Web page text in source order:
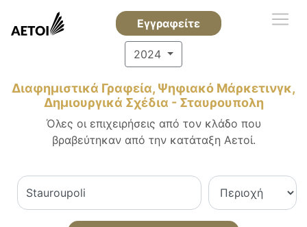
Εγγραφείτε
2024
Διαφημιστικά Γραφεία, Ψηφιακό Μάρκετινγκ,
Δημιουργικά Σχέδια - Σταυρουπολη
Όλες οι επιχειρήσεις από τον κλάδο που
βραβεύτηκαν από την κατάταξη Αετοί.